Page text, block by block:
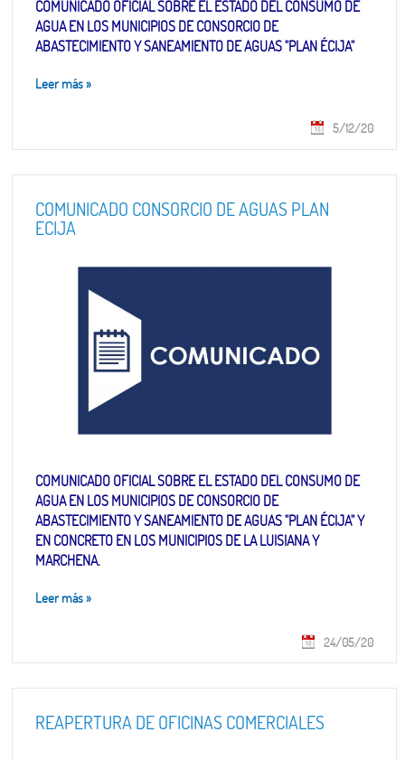
COMUNICADO OFICIAL SOBRE EL ESTADO DEL CONSUMO DE
AGUA EN LOS MUNICIPIOS DE CONSORCIO DE
ABASTECIMIENTO Y SANEAMIENTO DE AGUAS "PLAN ÉCIJA"
Leer más»
5/12/20
COMUNICADO CONSORCIO DE AGUAS PLAN
ECIJA
COMUNICADO OFICIAL SOBRE EL ESTADO DEL CONSUMO DE
AGUA EN LOS MUNICIPIOS DE CONSORCIO DE
ABASTECIMIENTO Y SANEAMIENTO DE AGUAS "PLAN ÉCIJA" Y
EN CONCRETO EN LOS MUNICIPIOS DE LA LUISIANA Y
MARCHENA.
Leer más»
24/05/20
REAPERTURA DE OFICINAS COMERCIALES